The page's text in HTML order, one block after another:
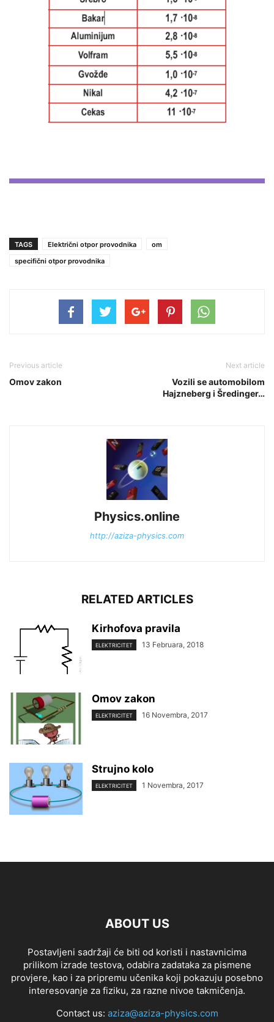
TAGS Električni otpor provodnika
om
specifični otpor provodnika
Previous article
Omov zakon
Next article
Vozili se automobilom
Hajzneberg i Šredinger…
Physics.online
http://aziza-physics.com
RELATED ARTICLES
Kirhofova pravila
ELEKTRICITET 13 Februara, 2018
Omov zakon
ELEKTRICITET 16 Novembra, 2017
Strujno kolo
ELEKTRICITET 1 Novembra, 2017
ABOUT US
Postavljeni sadržaji će biti od koristi i nastavnicima
prilikom izrade testova, odabira zadataka za pismene
provjere, kao i za pripremu učenika koji pokazuju posebno
interesovanje za fiziku, za razne nivoe takmičenja.
Contact us: aziza@aziza-physics.com